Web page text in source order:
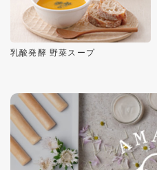
乳酸発酵 野菜スープ